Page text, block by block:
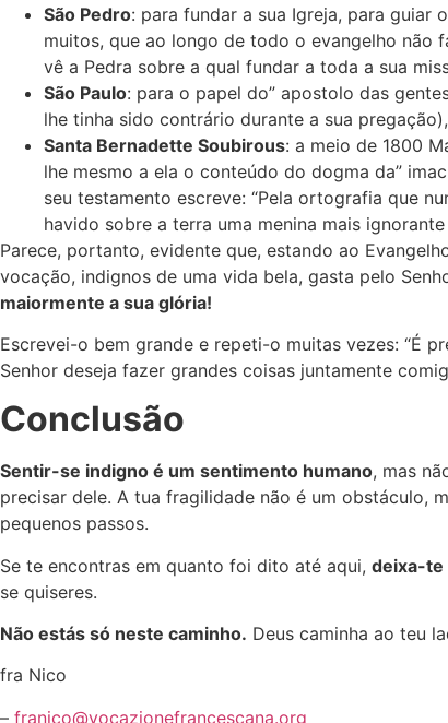
São Pedro: para fundar a sua Igreja, para guiar
muitos, que ao longo de todo o evangelho não
vê a Pedra sobre a qual fundar a toda a sua
São Paulo: para o papel do” apostolo das
lhe tinha sido contrário durante a sua
Santa Bernadette Soubirous: a meio de 1800
lhe mesmo a ela o conteúdo do dogma da”
seu testamento escreve: “Pela ortografia que
havido sobre a terra uma menina mais
Parece, portanto, evidente que, estando ao
vocação, indignos de uma vida bela, gasta pelo
maiormente a sua glória!
Escrevei-o bem grande e repeti-o muitas vezes: “É
Senhor deseja fazer grandes coisas juntamente
Conclusão
Sentir-se indigno é um sentimento humano, mas
precisar dele. A tua fragilidade não é um obstáculo,
pequenos passos.
Se te encontras em quanto foi dito até aqui, deixa-te
se quiseres.
Não estás só neste caminho. Deus caminha ao teu
fra Nico
– franico@vocazionefrancescana.org